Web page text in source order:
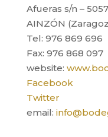
Afueras s/n –
AINZÓN
Tel: 976 869 696
Fax: 976 868 097
website:
Facebook
Twitter
email: